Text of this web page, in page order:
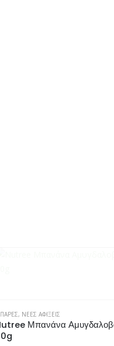
, ΝΕΕΣ ΑΦΙΞΕΙΣ
Μπανάνα